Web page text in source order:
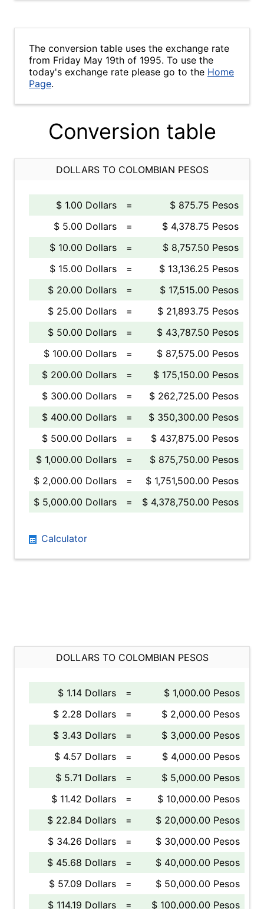
The conversion table uses the exchange rate
from Friday May 19th of 1995. To use the
today's exchange rate please go to the Home
Page.
Conversion table
DOLLARS TO COLOMBIAN PESOS
$ 1.00 Dollars =
$ 875.75 Pesos
$ 5.00 Dollars
=
$ 4,378.75 Pesos
$ 10.00 Dollars
=
$ 8,757.50 Pesos
$ 15.00 Dollars
=
$ 13,136.25 Pesos
$ 20.00 Dollars
=
$ 17,515.00 Pesos
$ 25.00 Dollars
=
$ 21,893.75 Pesos
$ 50.00 Dollars
=
$ 43,787.50 Pesos
$ 100.00 Dollars
=
$ 87,575.00 Pesos
$ 200.00 Dollars
=
$ 175,150.00 Pesos
$ 300.00 Dollars
=
$ 262,725.00 Pesos
$ 400.00 Dollars
=
$ 350,300.00 Pesos
$ 500.00 Dollars
=
$ 437,875.00 Pesos
$ 1,000.00 Dollars
=
$ 875,750.00 Pesos
$ 2,000.00 Dollars
=
$ 1,751,500.00 Pesos
$ 5,000.00 Dollars
= $ 4,378,750.00 Pesos
Calculator
DOLLARS TO COLOMBIAN PESOS
$ 1.14 Dollars =
$ 1,000.00 Pesos
$ 2.28 Dollars
=
$ 2,000.00 Pesos
$ 3.43 Dollars
=
$ 3,000.00 Pesos
$ 4.57 Dollars
=
$ 4,000.00 Pesos
$ 5.71 Dollars
=
$ 5,000.00 Pesos
$ 11.42 Dollars
=
$ 10,000.00 Pesos
$ 22.84 Dollars
=
$ 20,000.00 Pesos
$ 34.26 Dollars
=
$ 30,000.00 Pesos
$ 45.68 Dollars
=
$ 40,000.00 Pesos
$ 57.09 Dollars
=
$ 50,000.00 Pesos
$ 114.19 Dollars
= $ 100,000.00 Pesos